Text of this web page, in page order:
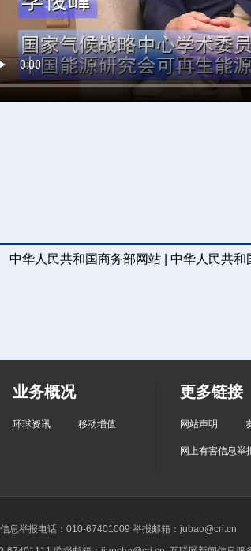
中华人民共和国商务部网站 | 中华人民共和
业务概况
环球资讯 移动增值
更多链接
网站声明
网上有害信息举
息举报电话：010-67401009 举报邮箱：jubao@cri.cn